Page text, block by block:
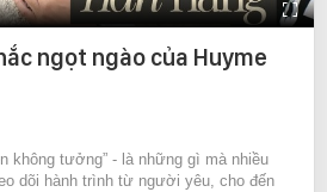
ngọt ngào của Huyme
không tưởng” - là những gì mà nhiều
dõi hành trình từ người yêu, cho đến